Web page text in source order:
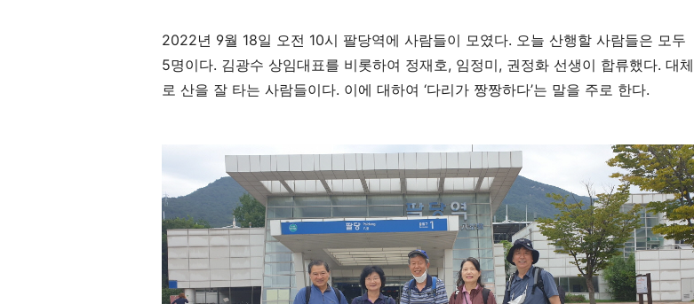
2022년 9월 18일 오전 10시 팔당역에 사람들이 모였다. 오늘 산행할 사람들은 모두
5명이다. 김광수 상임대표를 비롯하여 정재호, 임정미, 권정화 선생이 합류했다. 대체
로 산을 잘 타는 사람들이다. 이에 대하여 ‘다리가 짱짱하다’는 말을 주로 한다.